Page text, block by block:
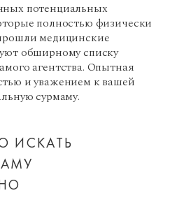
потенциальных
полностью физически
медицинские
обширному списку
агентства. Опытная
и уважением к вашей
сурмаму.
ИСКАТЬ